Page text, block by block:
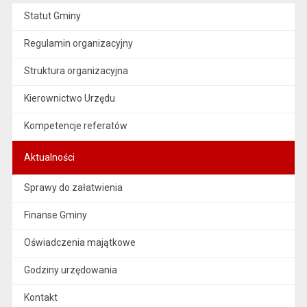
Statut Gminy
Regulamin organizacyjny
Struktura organizacyjna
Kierownictwo Urzędu
Kompetencje referatów
Aktualności
Sprawy do załatwienia
Finanse Gminy
Oświadczenia majątkowe
Godziny urzędowania
Kontakt